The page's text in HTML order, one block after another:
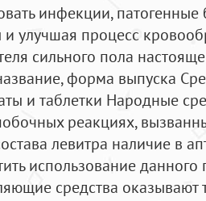
инфекции,
улучшая процесс
сильного пола
форма выпуска
и таблетки Народные
реакциях,
левитра наличие в
использование данного
средства оказывают